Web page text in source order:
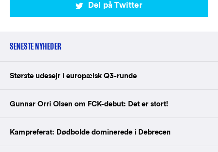
Del på Twitter
SENESTE NYHEDER
Største udesejr i europæisk Q3-runde
Gunnar Orri Olsen om FCK-debut: Det er stort!
Kampreferat: Dødbolde dominerede i Debrecen